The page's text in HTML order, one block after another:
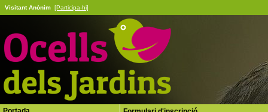
Visitant Anònim [Participa-hi]